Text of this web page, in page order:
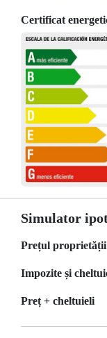
Certificat
Simulator
Prețul proprietății
Impozite și
Preț + cheltuieli